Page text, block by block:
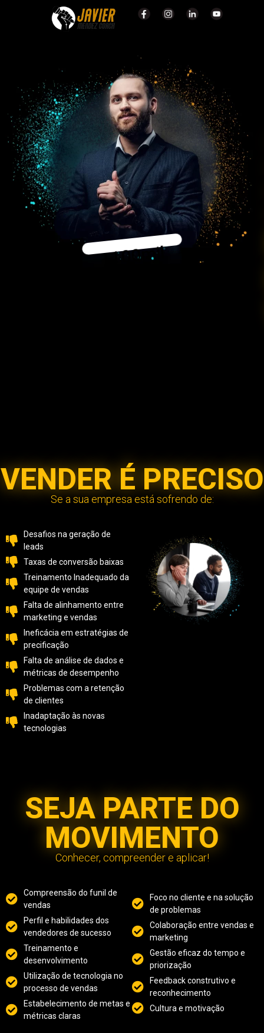
+100mil
VENDER É PRECISO
Se a sua empresa está sofrendo de:
Desafios na geração de
leads
Taxas de conversão baixas
Treinamento Inadequado da
equipe de vendas
Falta de alinhamento entre
marketing e vendas
Ineficácia em estratégias de
precificação
Falta de análise de dados e
métricas de desempenho
Problemas com a retenção
de clientes
Inadaptação às novas
tecnologias
SEJA PARTE DO
MOVIMENTO
Conhecer, compreender e aplicar!
Compreensão do funil de
vendas
Perfil e habilidades dos
vendedores de sucesso
Treinamento e
desenvolvimento
Utilização de tecnologia no
processo de vendas
Estabelecimento de metas e
métricas claras
Foco no cliente e na solução
de problemas
Colaboração entre vendas e
marketing
Gestão eficaz do tempo e
priorização
Feedback construtivo e
reconhecimento
Cultura e motivação